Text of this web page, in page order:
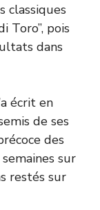
classiques
Toro”, pois
dans
écrit en
de ses
des
sur
restés sur